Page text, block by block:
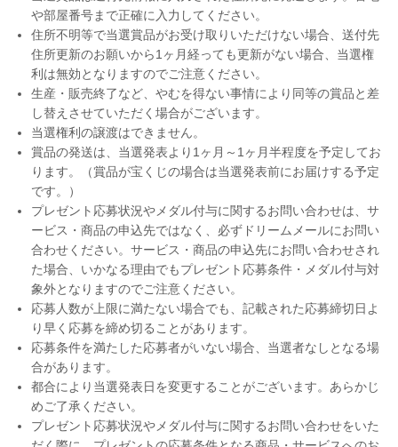
や部屋番号まで正確に入力してください。
住所不明等で当選賞品がお受け取りいただけない場合、送付先
住所更新のお願いから1ヶ月経っても更新がない場合、当選権
利は無効となりますのでご注意ください。
生産・販売終了など、やむを得ない事情により同等の賞品と差
し替えさせていただく場合がございます。
当選権利の譲渡はできません。
賞品の発送は、当選発表より1ヶ月～1ヶ月半程度を予定してお
ります。（賞品が宝くじの場合は当選発表前にお届けする予定
です。）
プレゼント応募状況やメダル付与に関するお問い合わせは、サ
ービス・商品の申込先ではなく、必ずドリームメールにお問い
合わせください。サービス・商品の申込先にお問い合わせされ
た場合、いかなる理由でもプレゼント応募条件・メダル付与対
象外となりますのでご注意ください。
応募人数が上限に満たない場合でも、記載された応募締切日よ
り早く応募を締め切ることがあります。
応募条件を満たした応募者がいない場合、当選者なしとなる場
合があります。
都合により当選発表日を変更することがございます。あらかじ
めご了承ください。
プレゼント応募状況やメダル付与に関するお問い合わせをいた